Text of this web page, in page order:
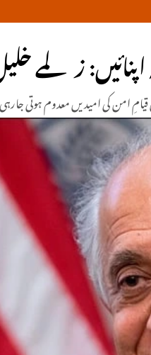
زلمے
امن کی امیدیں معدوم ہوتی